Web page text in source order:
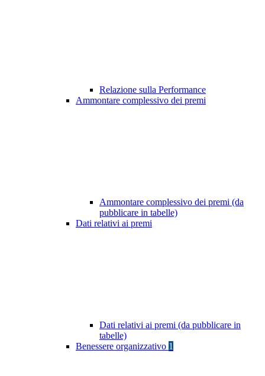
Relazione sulla Performance
Ammontare complessivo dei premi
Ammontare complessivo dei premi (da
pubblicare in tabelle)
Dati relativi ai premi
Dati relativi ai premi (da pubblicare in
tabelle)
Benessere organizzativo 1